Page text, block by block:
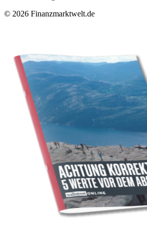
© 2026 Finanzmarktwelt.de